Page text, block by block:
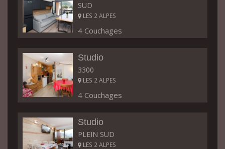
SUD
LES 2 ALPES
4 Couchages
Studio
3300
LES 2 ALPES
4 Couchages
Studio
PLEIN SUD
LES 2 ALPES